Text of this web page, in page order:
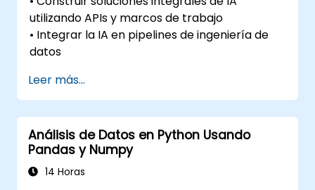
utilizando APIs y marcos de trabajo
• Integrar la IA en pipelines de ingeniería de
datos
Leer más...
Análisis de Datos en Python Usando
Pandas y Numpy
14 Horas